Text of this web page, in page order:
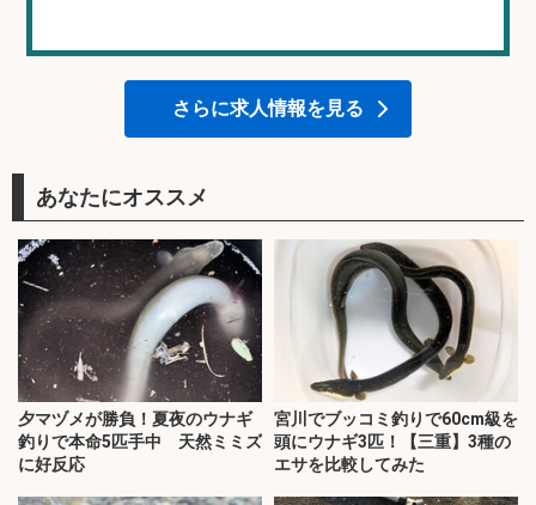
さらに求人情報を見る
あなたにオススメ
夕マヅメが勝負！夏夜のウナギ
釣りで本命5匹手中 天然ミミズ
に好反応
宮川でブッコミ釣りで60cm級を
頭にウナギ3匹！【三重】3種の
エサを比較してみた